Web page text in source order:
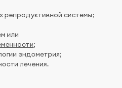
репродуктивной системы;
или
;
эндометрия;
лечения.